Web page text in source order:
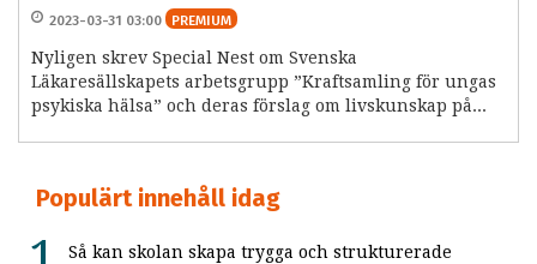
2023-03-31 03:00 PREMIUM
Nyligen skrev Special Nest om Svenska
Läkaresällskapets arbetsgrupp ”Kraftsamling för ungas
psykiska hälsa” och deras förslag om livskunskap på...
Populärt innehåll idag
Så kan skolan skapa trygga och strukturerade